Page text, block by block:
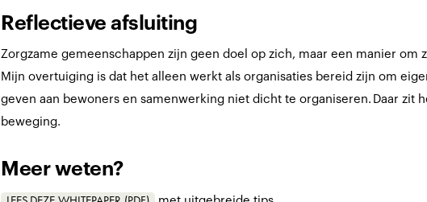
Reflectieve afsluiting
Zorgzame gemeenschappen zijn geen doel op zich, maar een manier om
Mijn overtuiging is dat het alleen werkt als organisaties bereid zijn om
geven aan bewoners en samenwerking niet dicht te organiseren. Daar zit
beweging.
Meer weten?